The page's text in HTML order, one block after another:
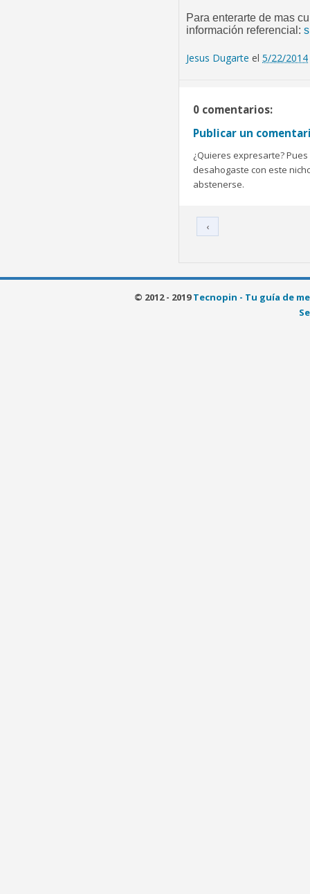
Para enterarte de mas
información referencial:
Jesus Dugarte el 5/22/2014
0 comentarios:
Publicar un
¿Quieres expresarte?
desahogaste con este
abstenerse.
‹
© 2012 - 2019Tecnopin - Tu guía de